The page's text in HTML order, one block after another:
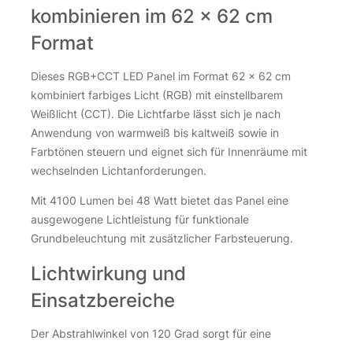
LED Panel Aufhängung 4x Seilsystem 1,0 Meter – Flexibel
LED Panel Aufhängung 4x Seilsystem 1,0 Meter – Flexibel
LED Panel Befestigungsclips – Sicherer Halt für Deine
Deckenbeleuchtung (4 Stück)
kombinieren im 62 × 62 cm
Format
Dieses RGB+CCT LED Panel im Format 62 × 62 cm
kombiniert farbiges Licht (RGB) mit einstellbarem
Weißlicht (CCT). Die Lichtfarbe lässt sich je nach
Anwendung von warmweiß bis kaltweiß sowie in
Farbtönen steuern und eignet sich für Innenräume mit
wechselnden Lichtanforderungen.
Mit 4100 Lumen bei 48 Watt bietet das Panel eine
ausgewogene Lichtleistung für funktionale
Grundbeleuchtung mit zusätzlicher Farbsteuerung.
Lichtwirkung und
Einsatzbereiche
Der Abstrahlwinkel von 120 Grad sorgt für eine